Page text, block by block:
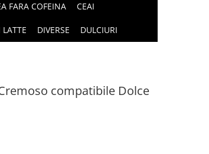
FARA COFEINA CEAI
DIVERSE DULCIURI
compatibile Dolce